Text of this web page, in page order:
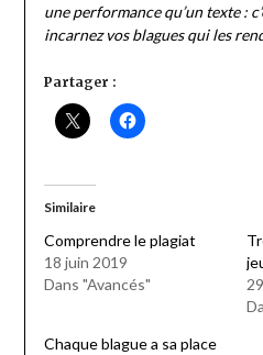
une performance qu’un texte :
incarnez vos blagues qui les
Partager :
Similaire
Comprendre le plagiat
18 juin 2019
Dans "Avancés"
Chaque blague a sa place